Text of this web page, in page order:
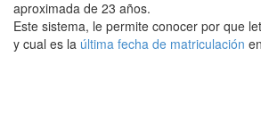
aproximada de 23 años.
Este sistema, le permite conocer por que
y cual es la última fecha de matriculación